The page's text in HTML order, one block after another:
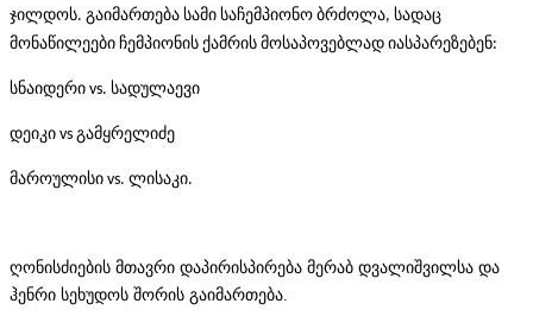
ჯილდოს. გაიმართება სამი საჩემპიონო ბრძოლა, სადაც
მონაწილეები ჩემპიონის ქამრის მოსაპოვებლად იასპარეზებენ:
სნაიდერი vs. სადულაევი
დეიკი vs გამყრელიძე
მაროულისი vs. ლისაკი.
ღონისძიების მთავრი დაპირისპირება მერაბ დვალიშვილსა და
ჰენრი სეხუდოს შორის გაიმართება.